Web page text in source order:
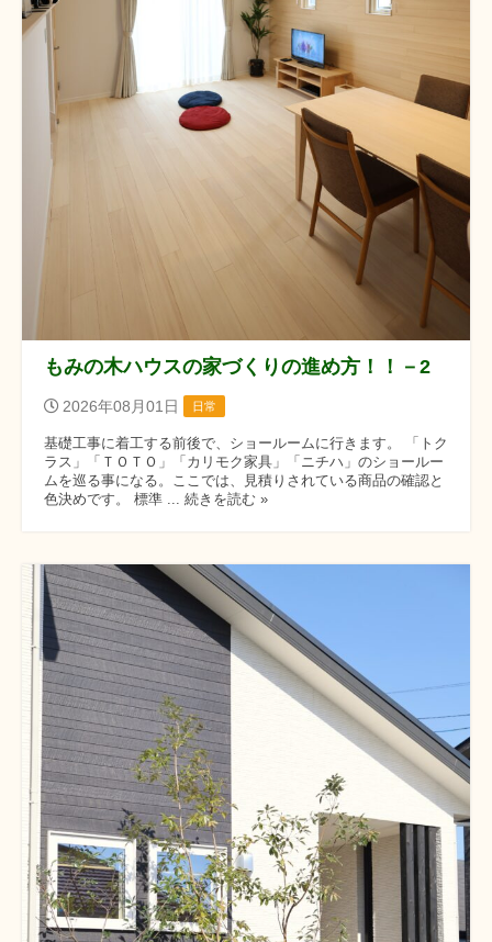
もみの木ハウスの家づくりの進め方！！－2
2026年08月01日 日常
基礎工事に着工する前後で、ショールームに行きます。 「トク
ラス」「ＴＯＴＯ」「カリモク家具」「ニチハ」のショールー
ムを巡る事になる。ここでは、見積りされている商品の確認と
色決めです。 標準 ... 続きを読む »